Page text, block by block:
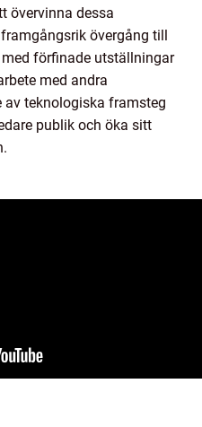
övervinna dessa
övergång till
förfinade utställningar
med andra
teknologiska framsteg
publik och öka sitt